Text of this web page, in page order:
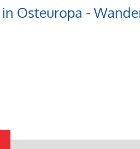
Osteuropa -